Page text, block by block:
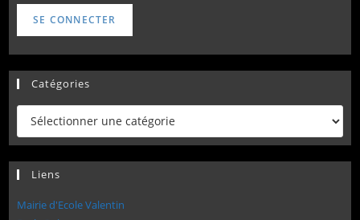
SE CONNECTER
Catégories
Catégories
Liens
Mairie d'Ecole Valentin